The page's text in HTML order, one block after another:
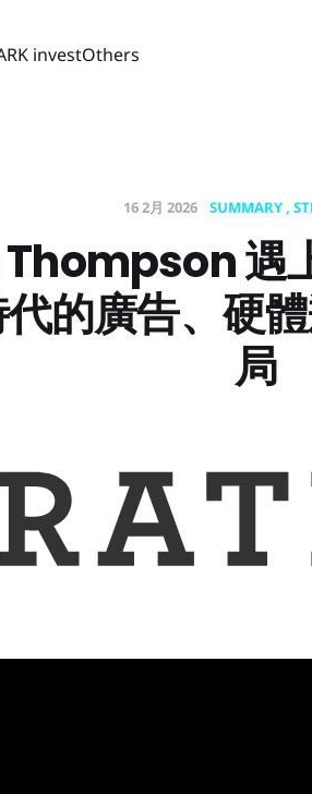
investOthers
16 2月 2026 SUMMARY
Thompson 遇
的廣告、硬
局